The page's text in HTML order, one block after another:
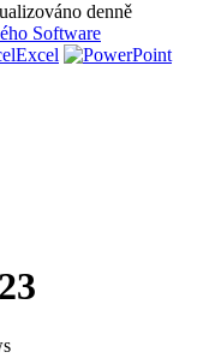
denně
Software
Excel